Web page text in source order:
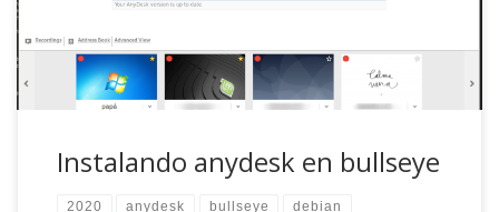
Instalando anydesk en bullseye
2020 anydesk bullseye debian